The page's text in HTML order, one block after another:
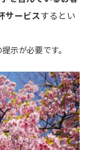
サービスするとい
示が必要です。